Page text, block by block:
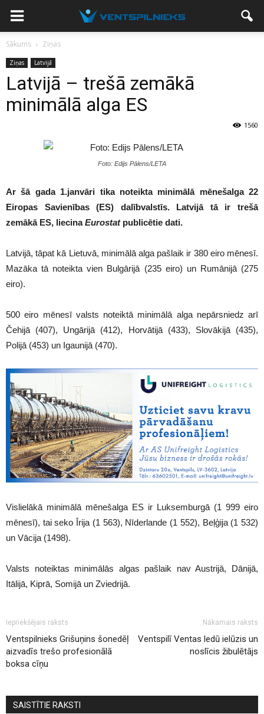
Sākums Ziņas
Ziņas Latvijā
Latvijā – trešā zemākā
minimālā alga ES
1560
Foto: Edijs Pālens/LETA
Ar šā gada 1.janvāri tika noteikta minimālā mēnešalga 22
Eiropas Savienības (ES) dalībvalstīs. Latvijā tā ir trešā
zemākā ES, liecinaEurostatpublicētie dati.
Latvijā, tāpat kā Lietuvā, minimālā alga pašlaik ir 380 eiro mēnesī.
Mazāka tā noteikta vien Bulgārijā (235 eiro) un Rumānijā (275
eiro).
500 eiro mēnesī valsts noteiktā minimālā alga nepārsniedz arī
Čehijā (407), Ungārijā (412), Horvātijā (433), Slovākijā (435),
Polijā (453) un Igaunijā (470).
Vislielākā minimālā mēnešalga ES ir Luksemburgā (1 999 eiro
mēnesī), tai seko Īrija (1 563), Nīderlande (1 552), Beļģija (1 532)
un Vācija (1498).
Valsts noteiktas minimālās algas pašlaik nav Austrijā, Dānijā,
Itālijā, Kiprā, Somijā un Zviedrijā.
Iepriekšējais raksts
Ventspilnieks Grišuņins šonedēļ
aizvadīs trešo profesionālā
boksa cīņu
Nākamais raksts
Ventspilī Ventas ledū ielūzis un
noslīcis žibulētājs
SAISTĪTIE RAKSTI